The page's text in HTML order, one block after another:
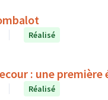
Réalisé
: une première
Réalisé